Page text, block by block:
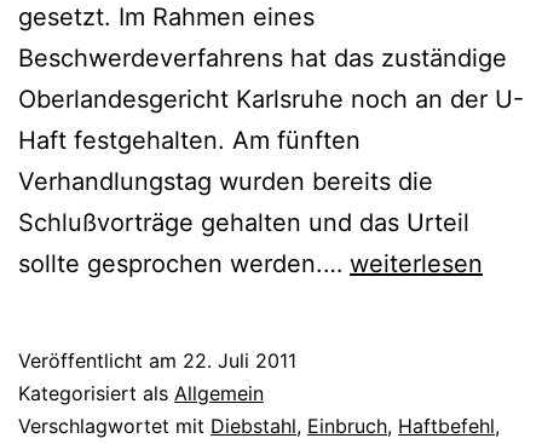
gesetzt. Im Rahmen eines
Beschwerdeverfahrens hat das zuständige
Oberlandesgericht Karlsruhe noch an der U-
Haft festgehalten. Am fünften
Verhandlungstag wurden bereits die
Schlußvorträge gehalten und das Urteil
sollte gesprochen werden.… weiterlesen
Veröffentlicht am 22. Juli 2011
Kategorisiert als Allgemein
Verschlagwortet mit Diebstahl, Einbruch, Haftbefehl,